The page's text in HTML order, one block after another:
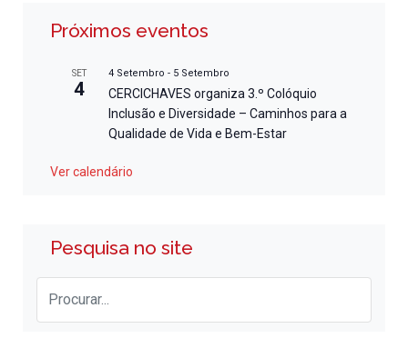
Próximos eventos
SET
4
4 Setembro - 5 Setembro
CERCICHAVES organiza 3.º Colóquio
Inclusão e Diversidade – Caminhos para a
Qualidade de Vida e Bem-Estar
Ver calendário
Pesquisa no site